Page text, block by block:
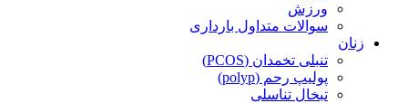
ورزش
سوالات متداول بارداری
زنان
تنبلی تخمدان (PCOS)
پولیپ رحم (polyp)
تبخال تناسلی